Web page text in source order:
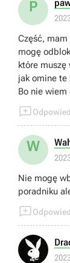
P
Część,
mogę
które
jak omine te
Bo nie wiem

W
Nie mogę
poradniku
